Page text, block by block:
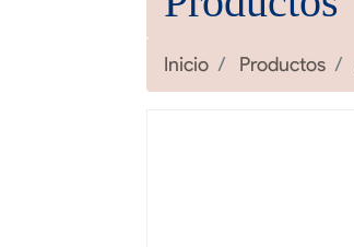
Inicio Productos